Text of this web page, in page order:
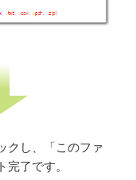
クし、「このファ
了です。